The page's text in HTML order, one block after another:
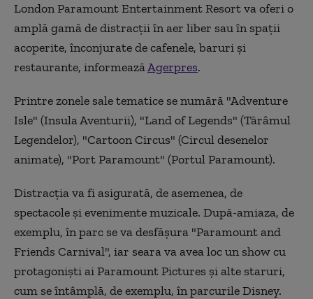
London Paramount Entertainment Resort va oferi o
amplă gamă de distracții în aer liber sau în spații
acoperite, înconjurate de cafenele, baruri și
restaurante, informeazăAgerpres.
Printre zonele sale tematice se numără "Adventure
Isle" (Insula Aventurii), "Land of Legends" (Tărâmul
Legendelor), "Cartoon Circus" (Circul desenelor
animate), "Port Paramount" (Portul Paramount).
Distracția va fi asigurată, de asemenea, de
spectacole și evenimente muzicale. După-amiaza, de
exemplu, în parc se va desfășura "Paramount and
Friends Carnival", iar seara va avea loc un show cu
protagoniști ai Paramount Pictures și alte staruri,
cum se întâmplă, de exemplu, în parcurile Disney.